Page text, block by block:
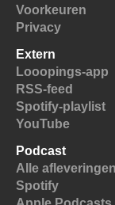
Voorkeuren
Privacy
Extern
Looopings-app
RSS-feed
Spotify-playlist
YouTube
Podcast
Alle afleveringen
Spotify